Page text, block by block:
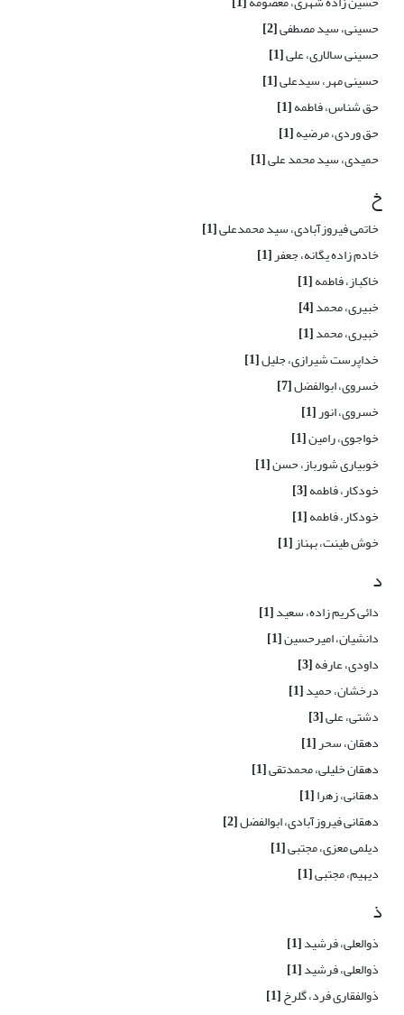
حسینی، سید مصطفی[2]
حسینی سالاری، علی[1]
حسینی مهر، سیدعلی[1]
حق شناس، فاطمه[1]
حق وردی، مرضیه[1]
حمیدی، سید محمد علی[1]
خ
خاتمی فیروزآبادی، سید محمدعلی[1]
خادم زاده یگانه، جعفر[1]
خاکباز، فاطمه[1]
خبیری، محمد[4]
خبیری، محمد[1]
خداپرست شیرازی، جلیل[1]
خسروی، ابوالفضل[7]
خسروی، انور[1]
خواجوی، رامین[1]
خوبیاری شورباز، حسن[1]
خودکار، فاطمه[3]
خودکار، فاطمه[1]
خوش طینت، بهناز[1]
د
دائی کریم زاده، سعید[1]
دانشیان، امیرحسین[1]
داودی، عارفه[3]
درخشان، حمید[1]
دشتی، علی[3]
دهقان، سحر[1]
دهقان خلیلی، محمدتقی[1]
دهقانی، زهرا[1]
دهقانی فیروزآبادی، ابوالفضل[2]
دیلمی معزی، مجتبی[1]
دیهیم، مجتبی[1]
ذ
ذوالعلی، فرشید[1]
ذوالعلی، فرشید[1]
ذوالفقاری فرد، گلرخ[1]